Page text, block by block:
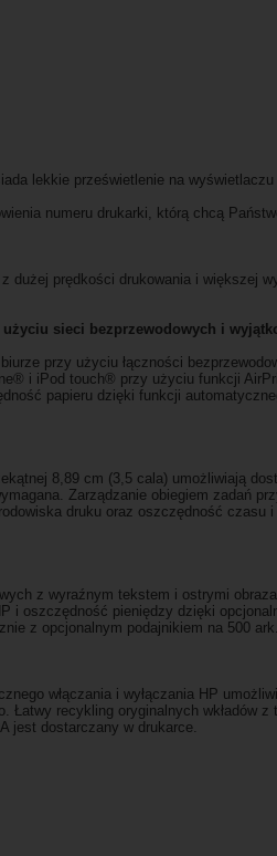
lekkie prześwietlenie na wyświetlaczu
numeru drukarki, którą chcą
dużej prędkości drukowania i większej
sieci bezprzewodowych i
przy użyciu łączności
i iPod touch® przy użyciu funkcji
papieru dzięki funkcji
8,89 cm (3,5 cala) umożliwiają
Zarządzanie obiegiem zadań
druku oraz oszczędność
z wyraźnym tekstem i ostrymi
i oszczędność pieniędzy dzięki
z opcjonalnym podajnikiem na 500
włączania i wyłączania HP
Łatwy recykling oryginalnych
jest dostarczany w drukarce.